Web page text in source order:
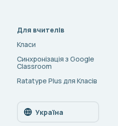
Для вчителів
Класи
Синхронізація з Google
Classroom
Ratatype Plus для Класів
Україна